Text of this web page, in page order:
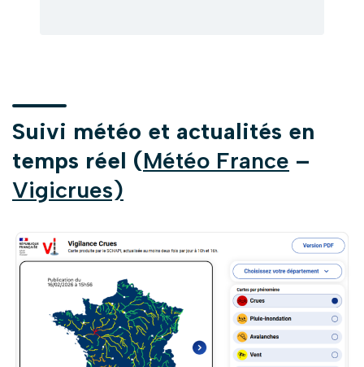
Suivi météo et actualités en
temps réel (Météo France –
Vigicrues)